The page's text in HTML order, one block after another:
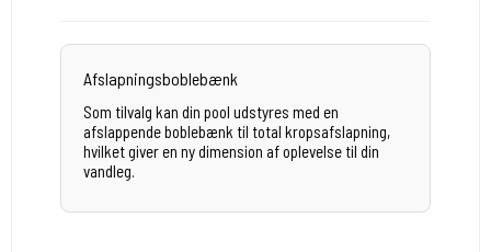
Afslapningsboblebænk
Som tilvalg kan din pool udstyres med en
afslappende boblebænk til total kropsafslapning,
hvilket giver en ny dimension af oplevelse til din
vandleg.